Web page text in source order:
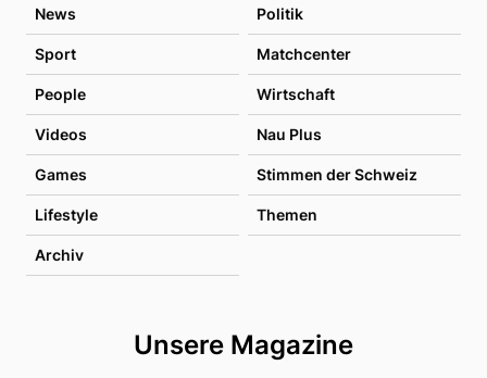
News Politik
Sport Matchcenter
People Wirtschaft
Videos Nau Plus
Games Stimmen der Schweiz
Lifestyle Themen
Archiv
Unsere Magazine